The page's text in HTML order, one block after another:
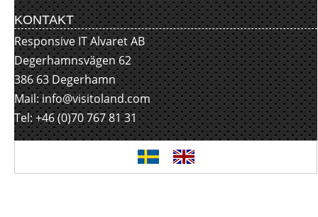
KONTAKT
Responsive IT Alvaret AB
Degerhamnsvägen 62
386 63 Degerhamn
Mail:info@visitoland.com
Tel: +46 (0)70 767 81 31